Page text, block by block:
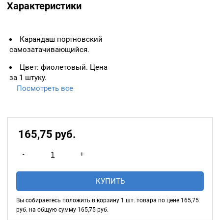
Характеристики
Карандаш портновский
самозатачивающийся.
Цвет: фиолетовый. Цена
за 1 штуку.
обеспечивает тонкое и
линий на ткань. Для
требуется точилка. Чтобы
аккуратно потянуть за нить
вниз вдоль стержня.
Карандаш подходит для
различных видов тканей, в
Посмотреть все
165,75 руб.
-
товара
Карандаш
1шт
+
КУПИТЬ
Вы собираетесь положить в корзину 1 шт. товара по цене 165,75
руб. на общую сумму 165,75руб.